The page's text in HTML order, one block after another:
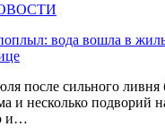
вода вошла в
после сильного
и несколько подворий
и…